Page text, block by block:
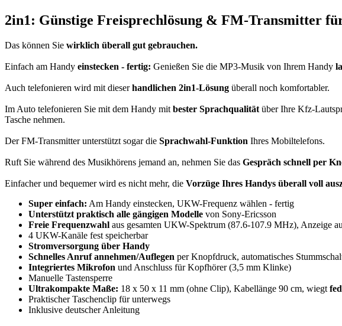
2in1: Günstige Freisprechlösung & FM-Transmitter
Das können Sie wirklich überall gut gebrauchen.
Einfach am Handy einstecken - fertig: Genießen Sie die MP3-Musik von Ihrem Handy
Auch telefonieren wird mit dieserhandlichen 2in1-Lösung überall noch komfortabler.
Im Auto telefonieren Sie mit dem Handy mit bester Sprachqualität über Ihre Kfz-
Tasche nehmen.
Der FM-Transmitter unterstützt sogar die Sprachwahl-Funktion Ihres Mobiltelefons.
Ruft Sie während des Musikhörens jemand an, nehmen Sie das Gespräch schnell per
Einfacher und bequemer wird es nicht mehr, die Vorzüge Ihres Handys überall voll
Super einfach: Am Handy einstecken, UKW-Frequenz wählen - fertig
Unterstützt praktisch alle gängigen Modelle von Sony-Ericsson
Freie Frequenzwahl aus gesamten UKW-Spektrum (87.6-107.9 MHz), Anzeige
4 UKW-Kanäle fest speicherbar
Stromversorgung über Handy
Schnelles Anruf annehmen/Auflegen per Knopfdruck, automatisches
Integriertes Mikrofon und Anschluss für Kopfhörer (3,5 mm Klinke)
Manuelle Tastensperre
Ultrakompakte Maße: 18 x 50 x 11 mm (ohne Clip), Kabellänge 90 cm, wiegt
Praktischer Taschenclip für unterwegs
Inklusive deutscher Anleitung